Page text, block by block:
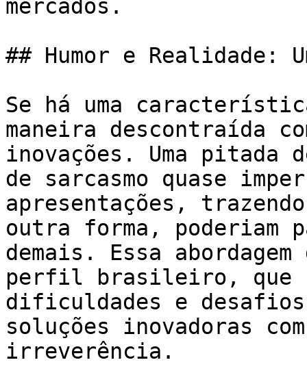
mercados.
## Humor e Realidade:
Se há uma
maneira descontraída
inovações. Uma pitada
de sarcasmo quase
apresentações,
outra forma, poderiam
demais. Essa
perfil brasileiro, que
dificuldades e
soluções inovadoras
irreverência.